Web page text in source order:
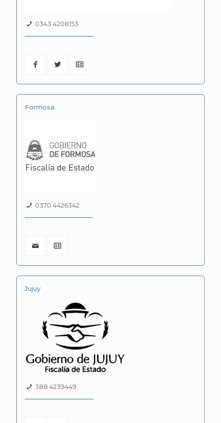
0343 4208153
Formosa
0370 4426342
Jujuy
388 4239449